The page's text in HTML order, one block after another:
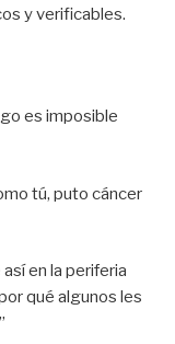
y verificables.
es imposible
tú, puto cáncer
en la periferia
qué algunos les